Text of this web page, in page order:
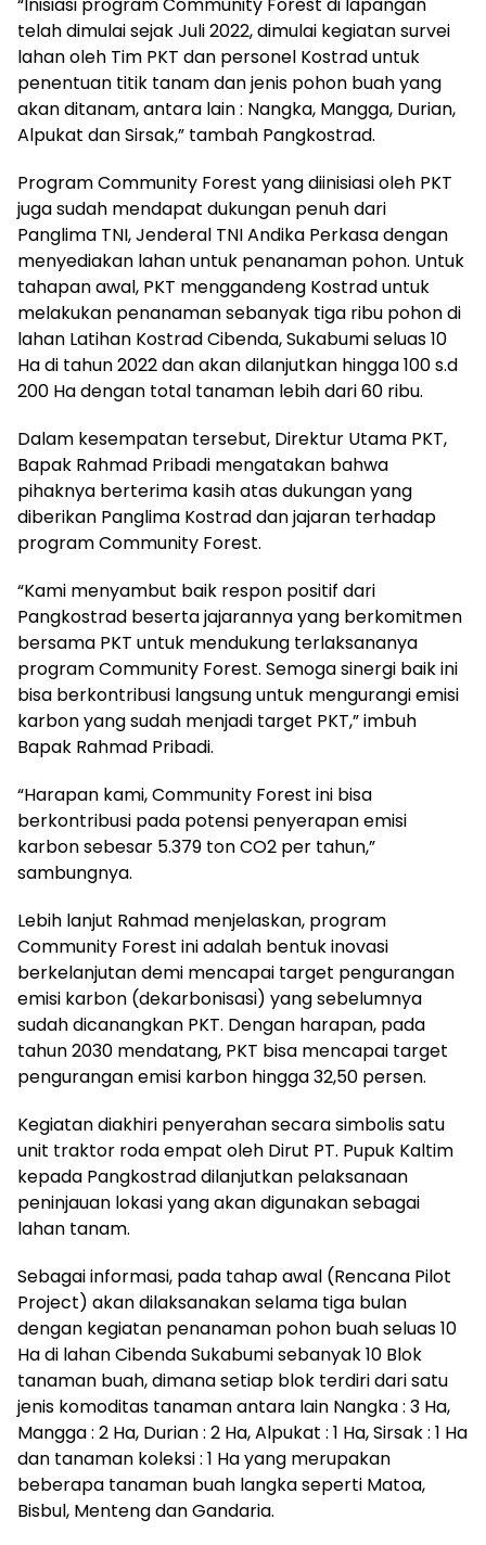
“Inisiasi program Community Forest di lapangan
telah dimulai sejak Juli 2022, dimulai kegiatan survei
lahan oleh Tim PKT dan personel Kostrad untuk
penentuan titik tanam dan jenis pohon buah yang
akan ditanam, antara lain : Nangka, Mangga, Durian,
Alpukat dan Sirsak,” tambah Pangkostrad.
Program Community Forest yang diinisiasi oleh PKT
juga sudah mendapat dukungan penuh dari
Panglima TNI, Jenderal TNI Andika Perkasa dengan
menyediakan lahan untuk penanaman pohon. Untuk
tahapan awal, PKT menggandeng Kostrad untuk
melakukan penanaman sebanyak tiga ribu pohon di
lahan Latihan Kostrad Cibenda, Sukabumi seluas 10
Ha di tahun 2022 dan akan dilanjutkan hingga 100 s.d
200 Ha dengan total tanaman lebih dari 60 ribu.
Dalam kesempatan tersebut, Direktur Utama PKT,
Bapak Rahmad Pribadi mengatakan bahwa
pihaknya berterima kasih atas dukungan yang
diberikan Panglima Kostrad dan jajaran terhadap
program Community Forest.
“Kami menyambut baik respon positif dari
Pangkostrad beserta jajarannya yang berkomitmen
bersama PKT untuk mendukung terlaksananya
program Community Forest. Semoga sinergi baik ini
bisa berkontribusi langsung untuk mengurangi emisi
karbon yang sudah menjadi target PKT,” imbuh
Bapak Rahmad Pribadi.
“Harapan kami, Community Forest ini bisa
berkontribusi pada potensi penyerapan emisi
karbon sebesar 5.379 ton CO2 per tahun,”
sambungnya.
Lebih lanjut Rahmad menjelaskan, program
Community Forest ini adalah bentuk inovasi
berkelanjutan demi mencapai target pengurangan
emisi karbon (dekarbonisasi) yang sebelumnya
sudah dicanangkan PKT. Dengan harapan, pada
tahun 2030 mendatang, PKT bisa mencapai target
pengurangan emisi karbon hingga 32,50 persen.
Kegiatan diakhiri penyerahan secara simbolis satu
unit traktor roda empat oleh Dirut PT. Pupuk Kaltim
kepada Pangkostrad dilanjutkan pelaksanaan
peninjauan lokasi yang akan digunakan sebagai
lahan tanam.
Sebagai informasi, pada tahap awal (Rencana Pilot
Project) akan dilaksanakan selama tiga bulan
dengan kegiatan penanaman pohon buah seluas 10
Ha di lahan Cibenda Sukabumi sebanyak 10 Blok
tanaman buah, dimana setiap blok terdiri dari satu
jenis komoditas tanaman antara lain Nangka : 3 Ha,
Mangga : 2 Ha, Durian : 2 Ha, Alpukat : 1 Ha, Sirsak : 1 Ha
dan tanaman koleksi : 1 Ha yang merupakan
beberapa tanaman buah langka seperti Matoa,
Bisbul, Menteng dan Gandaria.